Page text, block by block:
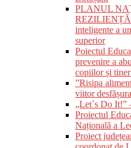
PLANUL
REZILIENȚĂ
inteligente a
superior
Poiectul
prevenire a
copiilor și
”Risipa
viitor
„Let`s Do It!”
Proiectul
Națională a
Proiect